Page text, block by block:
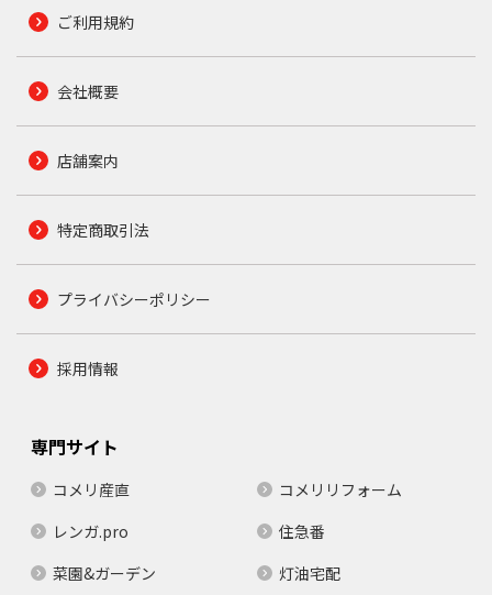
ご利用規約
会社概要
店舗案内
特定商取引法
プライバシーポリシー
採用情報
専門サイト
コメリ産直
コメリリフォーム
レンガ.pro
住急番
菜園&ガーデン
灯油宅配